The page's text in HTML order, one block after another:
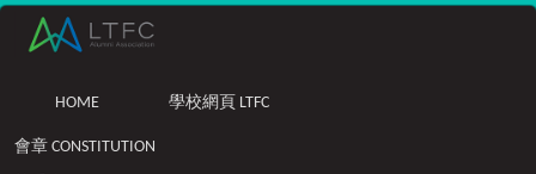
HOME 學校網頁 LTFC
會章 CONSTITUTION